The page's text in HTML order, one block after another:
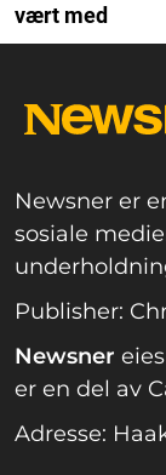
vært med
Newsner er
sosiale
Publisher:
Newsner
er en del av
Adresse: